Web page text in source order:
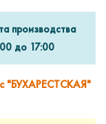
производства
до 17:00
"БУХАРЕСТСКАЯ"